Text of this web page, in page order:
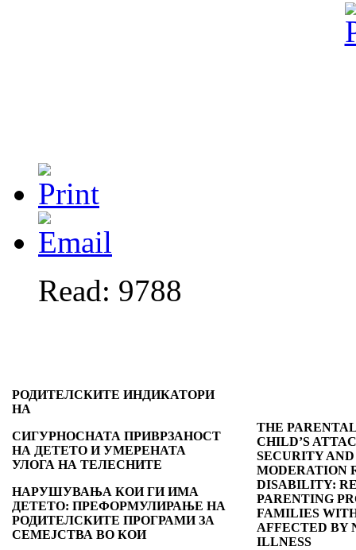
Read: 9788
РОДИТЕЛСКИТЕ ИНДИКАТОРИ
НА
СИГУРНОСНАТА ПРИВРЗАНОСТ
НА ДЕТЕТО И УМЕРЕНАТА
УЛОГА НА ТЕЛЕСНИТЕ
НАРУШУВАЊА КОИ ГИ ИМА
ДЕТЕТО: ПРЕФОРМУЛИРАЊЕ НА
РОДИТЕЛСКИТЕ ПРОГРАМИ ЗА
СЕМЕЈСТВА ВО КОИ
THE
CHILD’S
SECURITY
MODERATION
DISABILITY:
PARENTING
FAMILIES
AFFECTED BY
ILLNESS